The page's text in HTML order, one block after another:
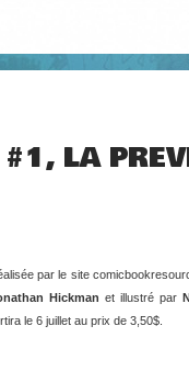
LA
par le site
Hickman et illustré par
le 6 juillet au prix de 3,50$.